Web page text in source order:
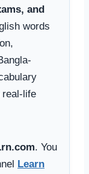
and
words
life
. You
Learn